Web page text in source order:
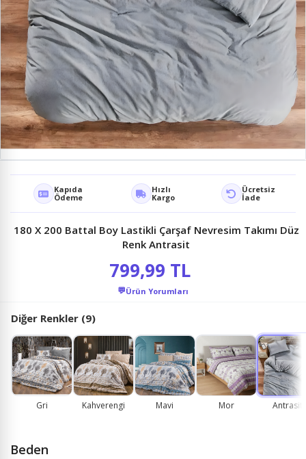
Kapıda
Ödeme
Hızlı
Kargo
Ücretsiz
İade
180 X 200 Battal Boy Lastikli Çarşaf Nevresim Takımı Düz
Renk Antrasit
799,99 TL
💬Ürün Yorumları
Diğer Renkler (9)
Gri Kahverengi Mavi Mor Antrasit
Beden